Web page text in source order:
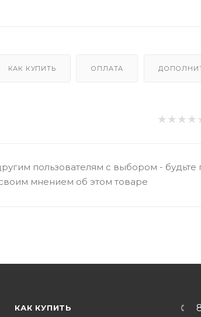
КАК КУПИТЬ ОПЛАТА
пользователям с выбором - будьте
мнением об этом товаре
КАК КУПИТЬ